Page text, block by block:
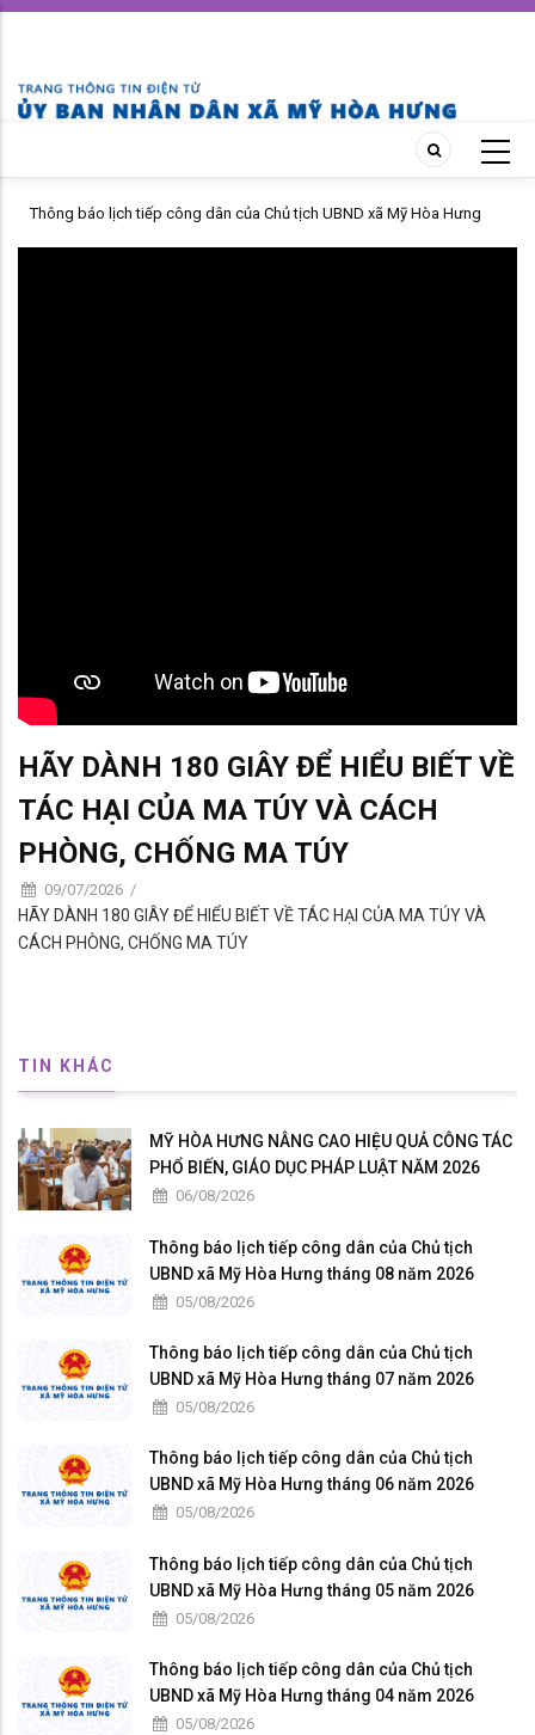
Skip
content
Thông báo lịch tiếp công dân của Chủ tịch UBND xã Mỹ Hòa Hưng
tháng 07 năm 2026
HÃY DÀNH 180 GIÂY ĐỂ HIỂU BIẾT VỀ
TÁC HẠI CỦA MA TÚY VÀ CÁCH
PHÒNG, CHỐNG MA TÚY
09/07/2026 /
HÃY DÀNH 180 GIÂY ĐỂ HIỂU BIẾT VỀ TÁC HẠI CỦA MA TÚY VÀ
CÁCH PHÒNG, CHỐNG MA TÚY
TIN KHÁC
MỸ HÒA HƯNG NÂNG CAO HIỆU QUẢ CÔNG TÁC
PHỔ BIẾN, GIÁO DỤC PHÁP LUẬT NĂM 2026
06/08/2026
Thông báo lịch tiếp công dân của Chủ tịch
UBND xã Mỹ Hòa Hưng tháng 08 năm 2026
05/08/2026
Thông báo lịch tiếp công dân của Chủ tịch
UBND xã Mỹ Hòa Hưng tháng 07 năm 2026
05/08/2026
Thông báo lịch tiếp công dân của Chủ tịch
UBND xã Mỹ Hòa Hưng tháng 06 năm 2026
05/08/2026
Thông báo lịch tiếp công dân của Chủ tịch
UBND xã Mỹ Hòa Hưng tháng 05 năm 2026
05/08/2026
Thông báo lịch tiếp công dân của Chủ tịch
UBND xã Mỹ Hòa Hưng tháng 04 năm 2026
05/08/2026